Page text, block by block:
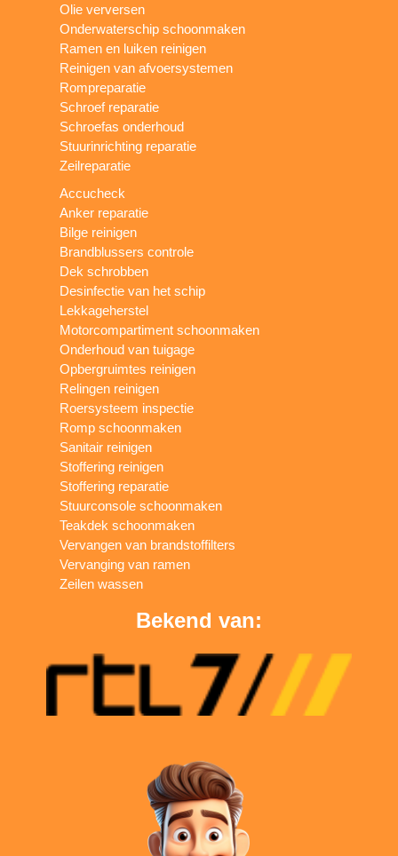
Olie verversen
Onderwaterschip schoonmaken
Ramen en luiken reinigen
Reinigen van afvoersystemen
Rompreparatie
Schroef reparatie
Schroefas onderhoud
Stuurinrichting reparatie
Zeilreparatie
Accucheck
Anker reparatie
Bilge reinigen
Brandblussers controle
Dek schrobben
Desinfectie van het schip
Lekkageherstel
Motorcompartiment schoonmaken
Onderhoud van tuigage
Opbergruimtes reinigen
Relingen reinigen
Roersysteem inspectie
Romp schoonmaken
Sanitair reinigen
Stoffering reinigen
Stoffering reparatie
Stuurconsole schoonmaken
Teakdek schoonmaken
Vervangen van brandstoffilters
Vervanging van ramen
Zeilen wassen
Bekend van: